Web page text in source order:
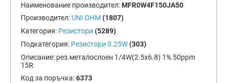
Наименование производител: MFR0W4F150JA50
Производител: UNI OHM (1807)
Категория: Резистори (5289)
Подкатегория: Резистори 0.25W (303)
Описание: рез.металослоен 1/4W(2.5x6.8) 1% 50ppm
15R
Код за поръчка:6373